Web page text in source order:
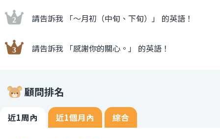
請告訴我 「〜月初（中旬、下旬）」 的英語！
請告訴我 「感謝你的關心。」 的英語！
顧問排名
近1周內 近1個月內 綜合